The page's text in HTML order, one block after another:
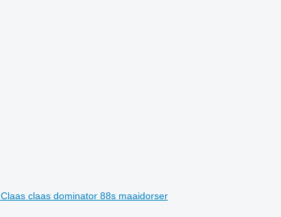
Claas claas dominator 88s maaidorser